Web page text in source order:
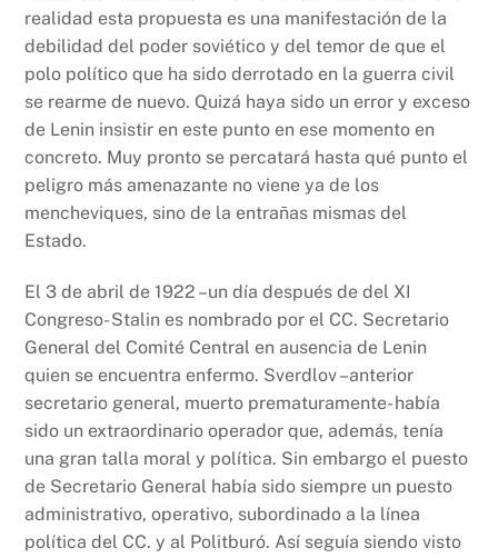
realidad esta propuesta es una manifestación de la
debilidad del poder soviético y del temor de que el
polo político que ha sido derrotado en la guerra civil
se rearme de nuevo. Quizá haya sido un error y exceso
de Lenin insistir en este punto en ese momento en
concreto. Muy pronto se percatará hasta qué punto el
peligro más amenazante no viene ya de los
mencheviques, sino de la entrañas mismas del
Estado.
El 3 de abril de 1922 –un día después de del XI
Congreso- Stalin es nombrado por el CC. Secretario
General del Comité Central en ausencia de Lenin
quien se encuentra enfermo. Sverdlov –anterior
secretario general, muerto prematuramente- había
sido un extraordinario operador que, además, tenía
una gran talla moral y política. Sin embargo el puesto
de Secretario General había sido siempre un puesto
administrativo, operativo, subordinado a la línea
política del CC. y al Politburó. Así seguía siendo visto